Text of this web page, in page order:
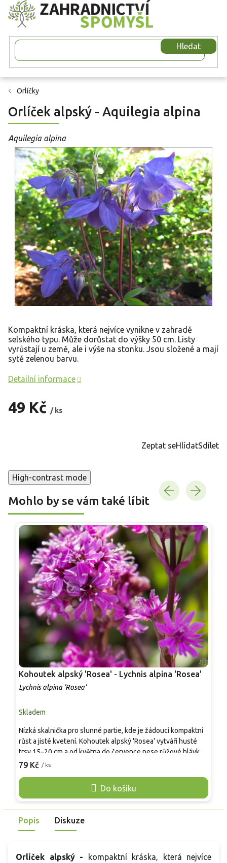
Přejít
na
obsah
Hledat
Orlíčky
Orlíček alpský - Aquilegia alpina
Aquilegia alpina
49 Kč / ks
Kompaktní kráska, která nejvíce vynikne v zahradě
selského typu. Může dorůstat do výšky 50 cm. Listy
vyrůstají u země, ale i výše na stonku. Jsou složené a mají
sytě zelenou barvu.
Detailní informace
Zeptat seHlídatSdílet
High-contrast mode
Mohlo by se vám také líbit
Kohoutek alpský 'Rosea' - Lychnis alpina 'Rosea'
Lychnis alpina 'Rosea'
Skladem
79 Kč / ks
Do košíku
Nízká skalnička pro slunné partie, kde je žádoucí kompaktní
růst a jisté kvetení. Kohoutek alpský 'Rosea' vytváří husté
trsy 15–20 cm a od května do července nese růžové hlávky
květů. V našich podmínkách je spolehlivě mrazuvzdorný a
dlouhodobého zamokření, po zakořenění snáší sucho. Hodí
se do spár, na suché zídky i do koryt, vyniká vedle tařiček,
25 cm, což odpovídá cca 15 rostlinám na m².
Popis Diskuze
Orlíček alpský -
kompaktní kráska, která nejvíce